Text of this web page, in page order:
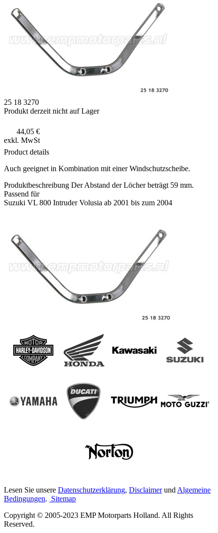
25 18 3270
Produkt derzeit nicht auf Lager
44,05 €
exkl. MwSt
Product details
Auch geeignet in Kombination mit einer Windschutzscheibe.
Produktbeschreibung Der Abstand der Löcher beträgt 59 mm.
Passend für
Suzuki VL 800 Intruder Volusia ab 2001 bis zum 2004
Lesen Sie unsere Datenschutzerklärung, Disclaimerund Algemeine
Bedingungen. Sitemap
Copyright © 2005-2023 EMP Motorparts Holland. All Rights
Reserved.